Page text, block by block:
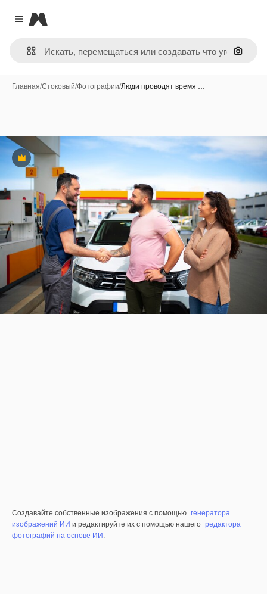
Close menu
Magnific
Поиск
Главная/Стоковый/Фотографии/Люди проводят время …
Премиум
Создавайте собственные изображения с помощью генератора
изображений ИИ и редактируйте их с помощью нашего редактора
фотографий на основе ИИ.